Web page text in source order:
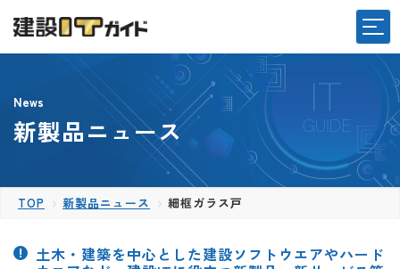
News
新製品ニュース
TOP 新製品ニュース 細框ガラス戸
土木・建築を中心とした建設ソフトウエアやハード